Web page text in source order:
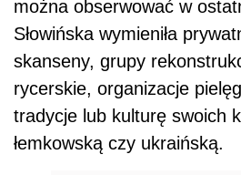
można obserwować w
Słowińska wymieniła
skanseny, grupy
rycerskie, organizacje
tradycje lub kulturę swoich
łemkowską czy ukraińską.